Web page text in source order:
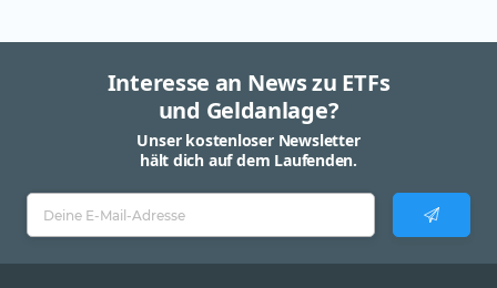
Interesse an News zu ETFs
und Geldanlage?
Unser kostenloser Newsletter
hält dich auf dem Laufenden.